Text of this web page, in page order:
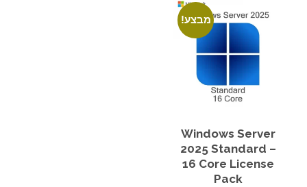
מבצע!
Windows Server
2025 Standard –
16 Core License
Pack